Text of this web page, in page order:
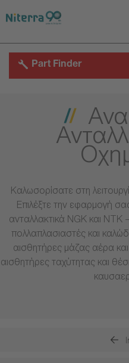
to
to
to
Part Finder
Καλωσορίσατε στη
Επιλέξτε την εφαρμογή
ανταλλακτικά NGK και
πολλαπλασιαστές και
αισθητήρες μάζας αέρα
αισθητήρες ταχύτητας και